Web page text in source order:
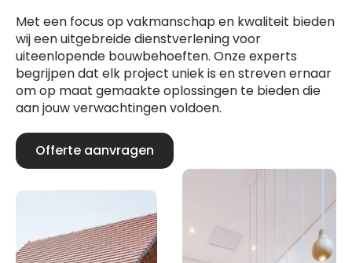
Met een focus op vakmanschap en kwaliteit bieden
wij een uitgebreide dienstverlening voor
uiteenlopende bouwbehoeften. Onze experts
begrijpen dat elk project uniek is en streven ernaar
om op maat gemaakte oplossingen te bieden die
aan jouw verwachtingen voldoen.
Offerte aanvragen